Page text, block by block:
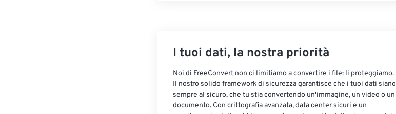
I tuoi dati, la nostra priorità
Noi di FreeConvert non ci limitiamo a convertire i file: li proteggiamo.
Il nostro solido framework di sicurezza garantisce che i tuoi dati siano
sempre al sicuro, che tu stia convertendo un'immagine, un video o un
documento. Con crittografia avanzata, data center sicuri e un